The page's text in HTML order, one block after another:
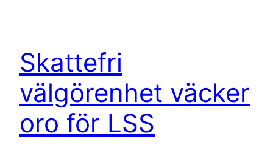
Skattefri
välgörenhet väcker
oro för LSS